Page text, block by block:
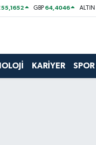
55,1652 GBP 64,4046 ALTIN
KARİYER SPOR